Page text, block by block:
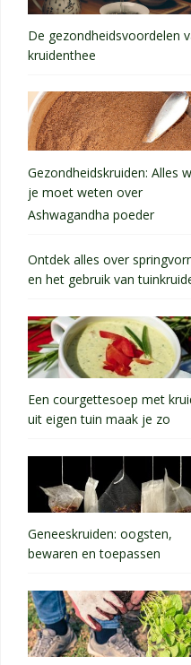
De gezondheidsvoordelen
kruidenthee
Gezondheidskruiden: Alles
je moet weten over
Ashwagandha poeder
Ontdek alles over
en het gebruik van
Een courgettesoep met
uit eigen tuin maak je zo
Geneeskruiden: oogsten,
bewaren en toepassen